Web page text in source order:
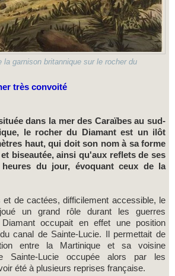
garnison britannique sur le rocher du
très convoité
dans la mer des Caraïbes au sud-
le rocher du Diamant est un ilôt
haut, qui doit son nom à sa forme
biseautée, ainsi qu'aux reflets de ses
du jour, évoquant ceux de la
de cactées, difficilement accessible, le
un grand rôle durant les guerres
Diamant occupait en effet une position
canal de Sainte-Lucie. Il permettait de
entre la Martinique et sa voisine
Sainte-Lucie occupée alors par les
été à plusieurs reprises française.